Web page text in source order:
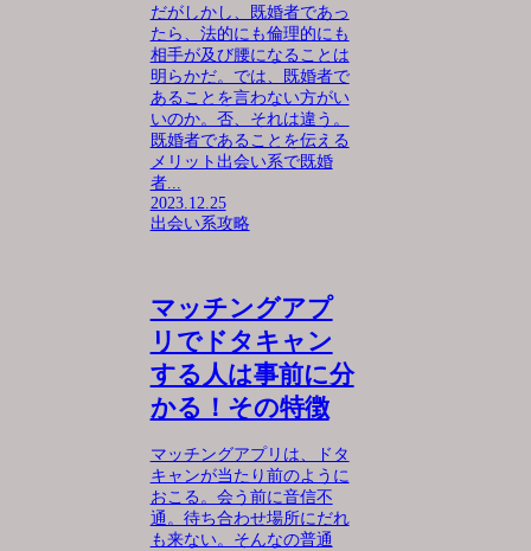
だがしかし、既婚者であっ
たら、法的にも倫理的にも
相手が及び腰になることは
明らかだ。では、既婚者で
あることを言わない方がい
いのか。否、それは違う。
既婚者であることを伝える
メリット出会い系で既婚
者...
2023.12.25
出会い系攻略
マッチングアプ
リでドタキャン
する人は事前に分
かる！その特徴
マッチングアプリは、ドタ
キャンが当たり前のように
おこる。会う前に音信不
通。待ち合わせ場所にだれ
も来ない。そんなの普通